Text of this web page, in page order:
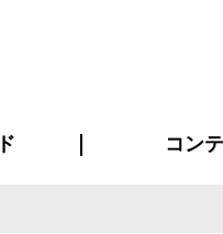
集
ター
）
コン